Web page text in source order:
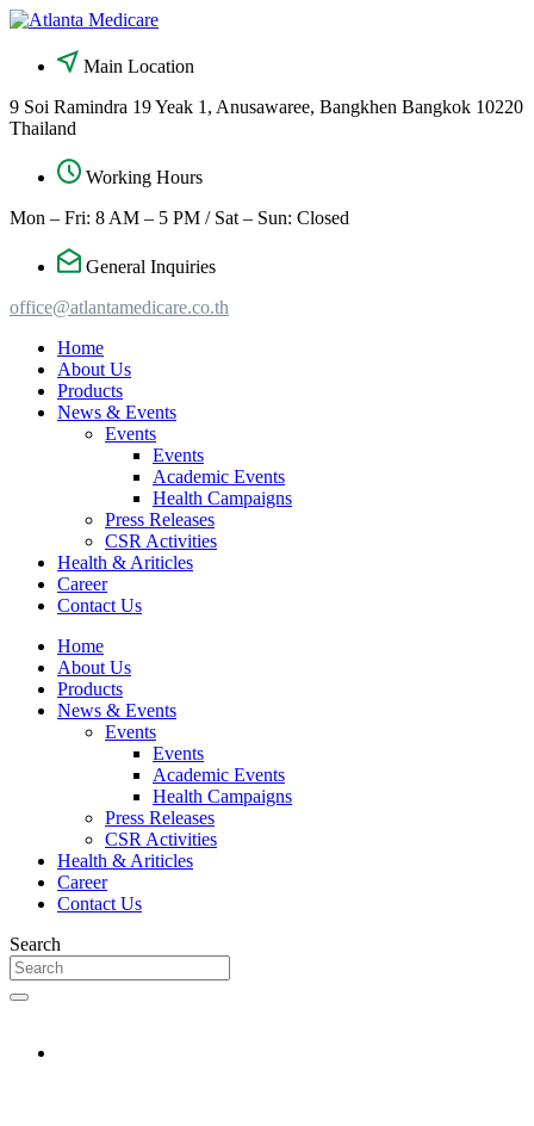
Skip
content
Main Location
9 Soi Ramindra 19 Yeak 1, Anusawaree, Bangkhen Bangkok 10220
Thailand
Working Hours
Mon – Fri: 8 AM – 5 PM / Sat – Sun: Closed
General Inquiries
office@atlantamedicare.co.th
Home
About Us
Products
News & Events
Events
Events
Academic Events
Health Campaigns
Press Releases
CSR Activities
Health & Ariticles
Career
Contact Us
Home
About Us
Products
News & Events
Events
Events
Academic Events
Health Campaigns
Press Releases
CSR Activities
Health & Ariticles
Career
Contact Us
Search